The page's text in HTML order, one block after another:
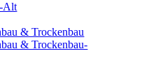
Alt
& Trockenbau
& Trockenbau-